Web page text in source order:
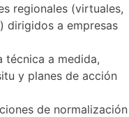
regionales (virtuales,
dirigidos a empresas
técnica a medida,
y planes de acción
de normalización